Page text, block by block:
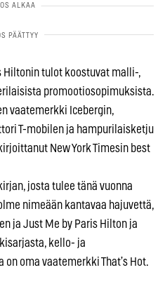
Hiltonin tulot koostuvat malli-,
promootiosopimuksista.
vaatemerkki Icebergin,
T-mobilen ja hampurilaisketju
New York Timesin best
josta tulee tänä vuonna
nimeään kantavaa hajuvettä,
ja Just Me by Paris Hilton ja
kello- ja
oma vaatemerkki That’s Hot.